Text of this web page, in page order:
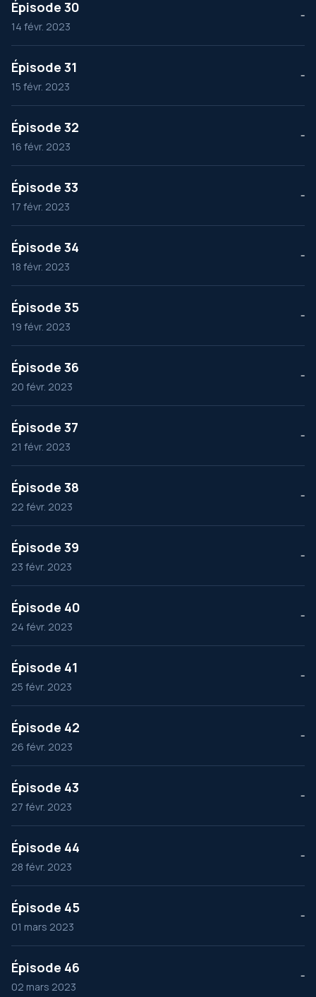
Épisode 30
14 févr. 2023
--
Épisode 31
15 févr. 2023
--
Épisode 32
16 févr. 2023
--
Épisode 33
17 févr. 2023
--
Épisode 34
18 févr. 2023
--
Épisode 35
19 févr. 2023
--
Épisode 36
20 févr. 2023
--
Épisode 37
21 févr. 2023
--
Épisode 38
22 févr. 2023
--
Épisode 39
23 févr. 2023
--
Épisode 40
24 févr. 2023
--
Épisode 41
25 févr. 2023
--
Épisode 42
26 févr. 2023
--
Épisode 43
27 févr. 2023
--
Épisode 44
28 févr. 2023
--
Épisode 45
01 mars 2023
--
Épisode 46
02 mars 2023
--